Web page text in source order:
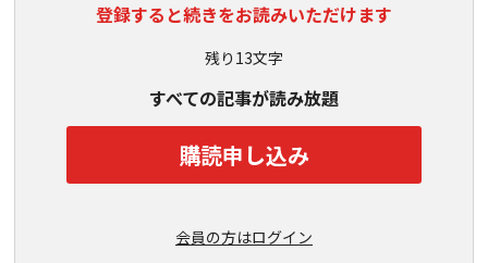
登録すると続きをお読みいただけます
残り13文字
すべての記事が読み放題
購読申し込み
会員の方はログイン